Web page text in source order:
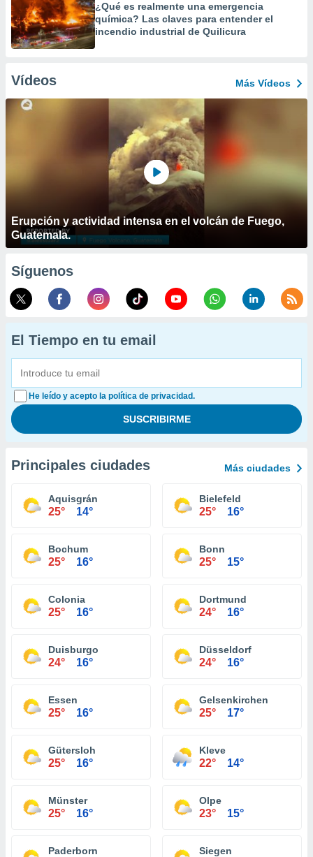
¿Qué es realmente una emergencia
química? Las claves para entender el
incendio industrial de Quilicura
Vídeos Más Vídeos
Erupción y actividad intensa en el volcán de Fuego,
Guatemala.
Síguenos
El Tiempo en tu email
He leído y acepto la política de privacidad.
Principales ciudades Más ciudades
Aquisgrán
25° 14°
Bielefeld
25° 16°
Bochum
25° 16°
Bonn
25° 15°
Colonia
25° 16°
Dortmund
24° 16°
Duisburgo
24° 16°
Düsseldorf
24° 16°
Essen
25° 16°
Gelsenkirchen
25° 17°
Gütersloh
25° 16°
Kleve
22° 14°
Münster
25° 16°
Olpe
23° 15°
Paderborn Siegen